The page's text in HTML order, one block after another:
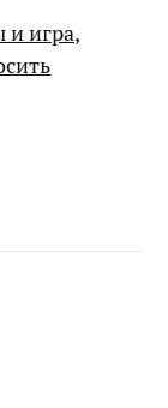
и игра,